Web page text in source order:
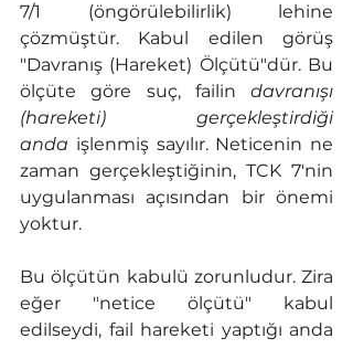
7/1 (öngörülebilirlik) lehine
çözmüştür. Kabul edilen görüş
"Davranış (Hareket) Ölçütü"dür. Bu
ölçüte göre suç, failin davranışı
(hareketi) gerçekleştirdiği
anda işlenmiş sayılır. Neticenin ne
zaman gerçekleştiğinin, TCK 7'nin
uygulanması açısından bir önemi
yoktur.
Bu ölçütün kabulü zorunludur. Zira
eğer "netice ölçütü" kabul
edilseydi, fail hareketi yaptığı anda